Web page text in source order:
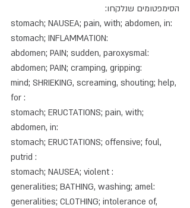
הסימפטומים שנלקחו:
stomach; NAUSEA; pain, with; abdomen, in:
stomach; INFLAMMATION:
abdomen; PAIN; sudden, paroxysmal:
abdomen; PAIN; cramping, gripping:
mind; SHRIEKING, screaming, shouting; help,
for :
stomach; ERUCTATIONS; pain, with;
abdomen, in:
stomach; ERUCTATIONS; offensive; foul,
putrid :
stomach; NAUSEA; violent :
generalities; BATHING, washing; amel:
generalities; CLOTHING; intolerance of,